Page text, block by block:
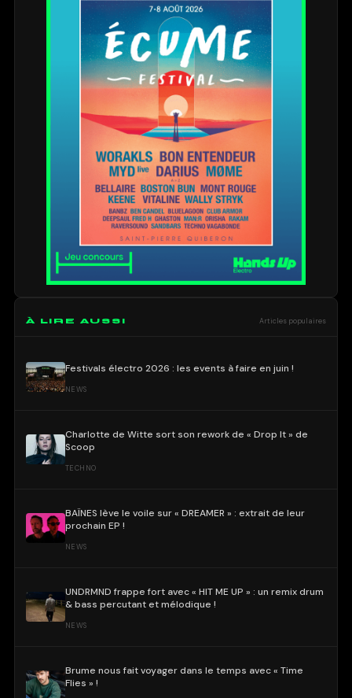
À LIRE AUSSI Articles populaires
Festivals électro 2026 : les events à faire en juin !
NEWS
Charlotte de Witte sort son rework de « Drop It » de
Scoop
TECHNO
BAÏNES lève le voile sur « DREAMER » : extrait de leur
prochain EP !
NEWS
UNDRMND frappe fort avec « HIT ME UP » : un remix drum
& bass percutant et mélodique !
NEWS
Brume nous fait voyager dans le temps avec « Time
Flies » !